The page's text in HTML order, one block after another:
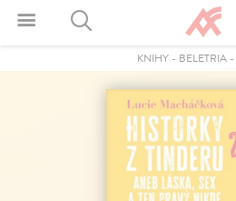
KNIHY - BELETRIA -